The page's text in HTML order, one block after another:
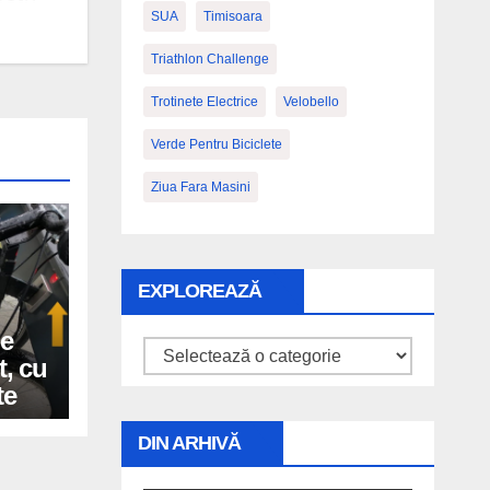
cu
SUA Timisoara
Triathlon Challenge
Trotinete Electrice Velobello
Verde Pentru Biciclete
Ziua Fara Masini
EXPLOREAZĂ
Explorează
DIN ARHIVĂ